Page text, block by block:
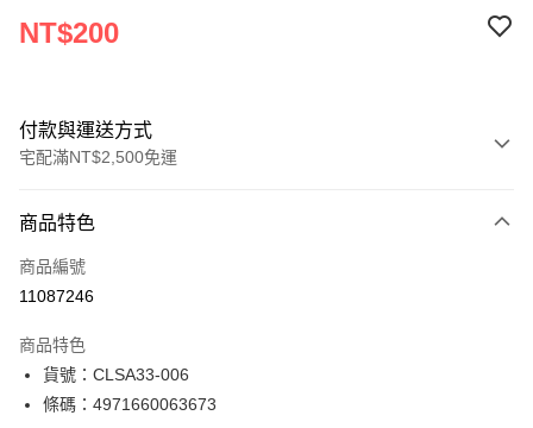
NT$200
付款與運送方式
宅配滿NT$2,500免運
信用卡一次付款
Apple Pay
悠遊付
ATM付款
商品特色
商品編號
11087246
商品特色
貨號：CLSA33-006
條碼：4971660063673